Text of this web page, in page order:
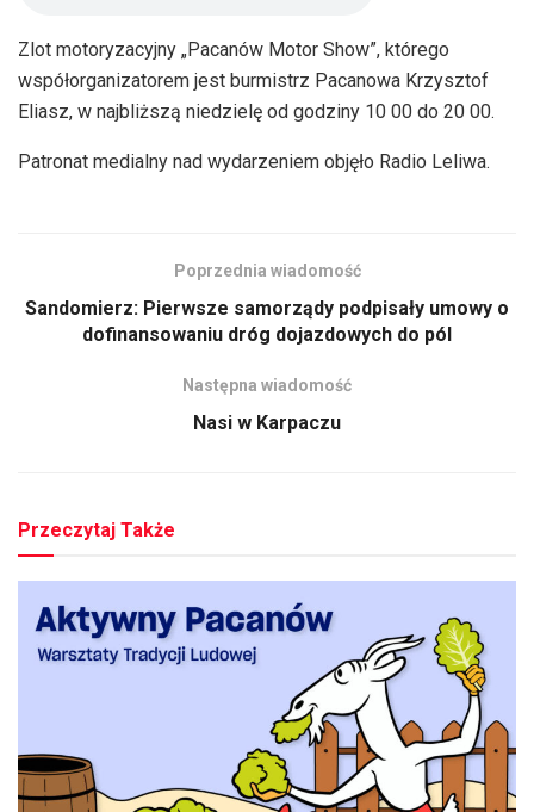
Zlot motoryzacyjny „Pacanów Motor Show”, którego
współorganizatorem jest burmistrz Pacanowa Krzysztof
Eliasz, w najbliższą niedzielę od godziny 10 00 do 20 00.
Patronat medialny nad wydarzeniem objęło Radio Leliwa.
Poprzednia wiadomość
Sandomierz: Pierwsze samorządy podpisały umowy o
dofinansowaniu dróg dojazdowych do pól
Następna wiadomość
Nasi w Karpaczu
Przeczytaj Także